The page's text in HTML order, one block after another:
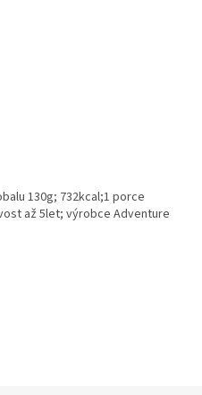
130g; 732kcal;1 porce
až 5let; výrobce Adventure